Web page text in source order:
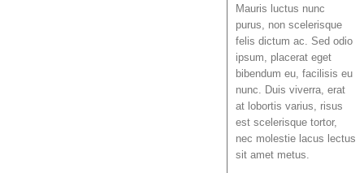
Mauris luctus nunc
purus, non scelerisque
felis dictum ac. Sed odio
ipsum, placerat eget
bibendum eu, facilisis eu
nunc. Duis viverra, erat
at lobortis varius, risus
est scelerisque tortor,
nec molestie lacus lectus
sit amet metus.